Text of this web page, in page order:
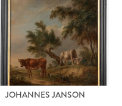
JOHANNES JANSON